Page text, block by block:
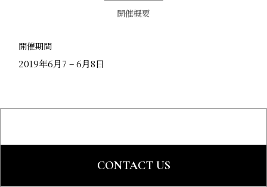
開催概要
開催期間
2019年6月7 – 6月8日
CONTACT US